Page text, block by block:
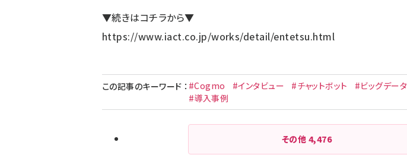
▼続きはコチラから▼
https://www.iact.co.jp/works/detail/entetsu.html
この記事のキーワード ： #Cogmo #インタビュー #チャットボット #ビッグデータ
#導入事例
その他 4,476